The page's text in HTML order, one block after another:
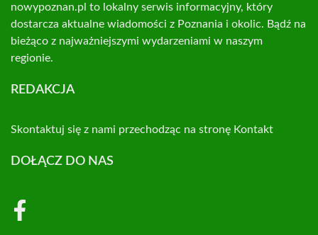
nowypoznan.pl to lokalny serwis informacyjny, który
dostarcza aktualne wiadomości z Poznania i okolic. Bądź na
bieżąco z najważniejszymi wydarzeniami w naszym
regionie.
REDAKCJA
Skontaktuj się z nami przechodząc na stronę Kontakt
DOŁĄCZ DO NAS